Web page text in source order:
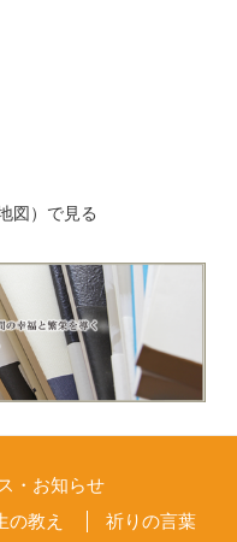
図）で見る
・お知らせ
の教え 祈りの言葉